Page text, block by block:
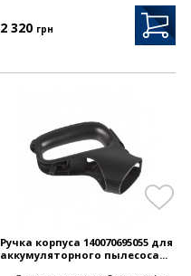
2 320 грн
Ручка корпуса 140070695055 для
аккумуляторного пылесоса...